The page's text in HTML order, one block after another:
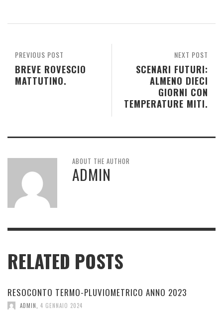
NEXT POST
SCENARI FUTURI:
ALMENO DIECI
GIORNI CON
TEMPERATURE MITI.
PREVIOUS POST
BREVE ROVESCIO
MATTUTINO.
ABOUT THE AUTHOR
ADMIN
RELATED POSTS
RESOCONTO TERMO-PLUVIOMETRICO ANNO 2023
ADMIN 4 GENNAIO 2024